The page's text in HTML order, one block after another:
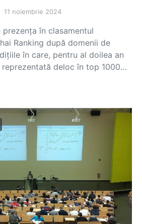
11 noiembrie 2024
prezența în clasamentul
Ranking după domenii de
în care, pentru al doilea an
reprezentată deloc în top 1000…